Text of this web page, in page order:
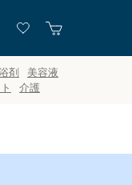
剤
美容液
介護